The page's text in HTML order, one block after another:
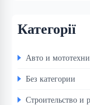
Категорії
Авто и
Без категории
Строительство и